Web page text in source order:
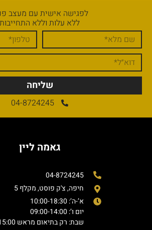
לפגישה אישית עם מעצב
ללא עלות וללא התחייבות
שליחה
04-8724245
גאמה ליין
04-8724245
חיפה, צ'ק פוסט, מקלף 5
א’-ה’: 10:00-18:30
יום ו’: 09:00-14:00
שבת: רק בתיאום מראש 12:00-15:00